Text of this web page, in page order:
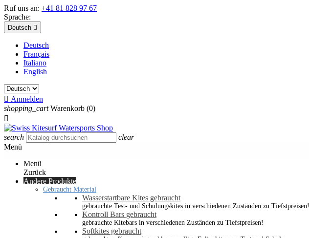
Ruf uns an: +41 81 828 97 67
Sprache:
Deutsch 
Deutsch
Français
Italiano
English
 Anmelden
shopping_cart Warenkorb (0)

search
clear
Menü
Menü
Zurück
Andere Produkte
Gebraucht Material
Wasserstartbare Kites gebraucht
gebrauchte Test- und Schulungskites in verschiedenen Zuständen zu Tiefstpreisen!
Kontroll Bars gebraucht
gebrauchte Kitebars in verschiedenen Zuständen zu Tiefstpreisen!
Softkites gebraucht